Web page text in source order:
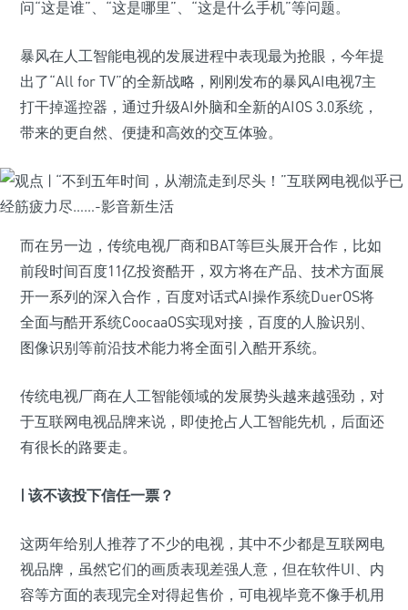
问“这是谁”、“这是哪里”、“这是什么手机”等问题。
暴风在人工智能电视的发展进程中表现最为抢眼，今年提
出了“All for TV”的全新战略，刚刚发布的暴风AI电视7主
打干掉遥控器，通过升级AI外脑和全新的AIOS 3.0系统，
带来的更自然、便捷和高效的交互体验。
而在另一边，传统电视厂商和BAT等巨头展开合作，比如
前段时间百度11亿投资酷开，双方将在产品、技术方面展
开一系列的深入合作，百度对话式AI操作系统DuerOS将
全面与酷开系统CoocaaOS实现对接，百度的人脸识别、
图像识别等前沿技术能力将全面引入酷开系统。
传统电视厂商在人工智能领域的发展势头越来越强劲，对
于互联网电视品牌来说，即使抢占人工智能先机，后面还
有很长的路要走。
| 该不该投下信任一票？
这两年给别人推荐了不少的电视，其中不少都是互联网电
视品牌，虽然它们的画质表现差强人意，但在软件UI、内
容等方面的表现完全对得起售价，可电视毕竟不像手机用